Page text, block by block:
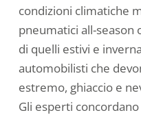
condizioni climatiche
pneumatici all-season
di quelli estivi e
automobilisti che
estremo, ghiaccio e
Gli esperti